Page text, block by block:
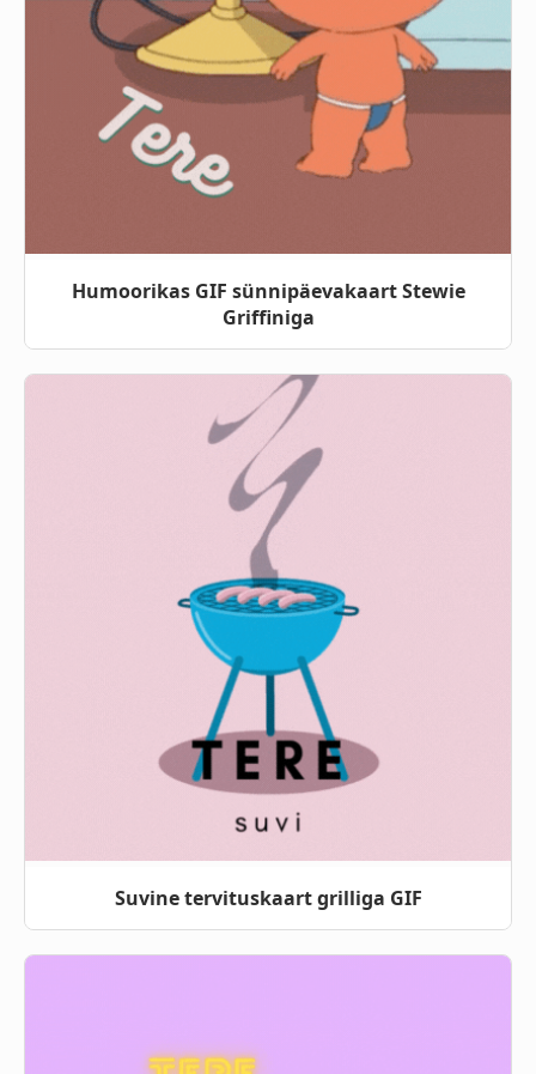
Humoorikas GIF sünnipäevakaart Stewie
Griffiniga
Suvine tervituskaart grilliga GIF